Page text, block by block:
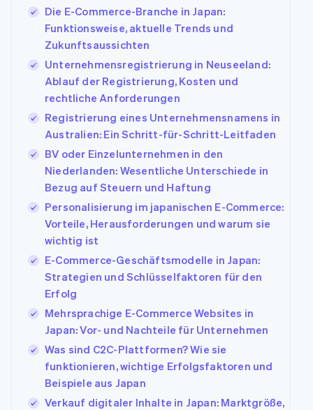
Identity
Online-Identitätsprüfung
Stripe-Sessions 2026
Erfahren Sie, wie Stripe Lösungen für die
Jetzt ansehen
Die E-Commerce-Branche in Japan:
Funktionsweise, aktuelle Trends und
Zukunftsaussichten
Unternehmensregistrierung in Neuseeland:
Ablauf der Registrierung, Kosten und
rechtliche Anforderungen
Registrierung eines Unternehmensnamens in
Australien: Ein Schritt-für-Schritt-Leitfaden
BV oder Einzelunternehmen in den
Niederlanden: Wesentliche Unterschiede in
Bezug auf Steuern und Haftung
Personalisierung im japanischen E-Commerce:
Vorteile, Herausforderungen und warum sie
wichtig ist
E-Commerce-Geschäftsmodelle in Japan:
Strategien und Schlüsselfaktoren für den
Erfolg
Mehrsprachige E-Commerce Websites in
Japan: Vor- und Nachteile für Unternehmen
Was sind C2C-Plattformen? Wie sie
funktionieren, wichtige Erfolgsfaktoren und
Beispiele aus Japan
Verkauf digitaler Inhalte in Japan: Marktgröße,